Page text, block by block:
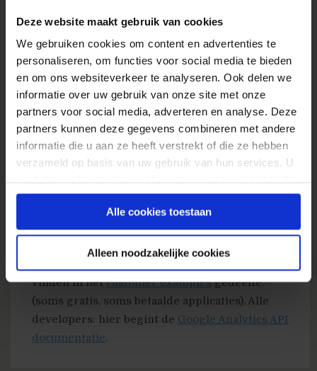
Deze website maakt gebruik van cookies
We gebruiken cookies om content en advertenties te
personaliseren, om functies voor social media te bieden
en om ons websiteverkeer te analyseren. Ook delen we
informatie over uw gebruik van onze site met onze
partners voor social media, adverteren en analyse. Deze
partners kunnen deze gegevens combineren met andere
informatie die u aan ze heeft verstrekt of die ze hebben
verzameld op basis van uw gebruik van hun services. U
gebruiken.
Alle cookies toestaan
Alleen noodzakelijke cookies
prestatie significant afwijkt van het normale
beeld.
Een aantal partners van Google heeft al
vinden in hetcustomer examplesgedeelte.
(soms gratis, soms betaalde applicaties). Alle
developers: hier begint de Google Analytics API
documentatie.